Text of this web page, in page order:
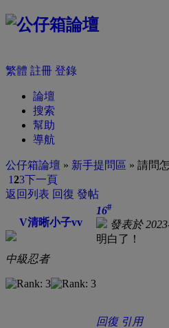
繁體 註冊 登錄
論壇
搜索
幫助
導航
公仔箱論壇 » 新手提問區 » 請問
123下一頁
返回列表 回復 發帖
V清晰小子vv
中級忍者
16#
發表於
明白了！
回復 引用